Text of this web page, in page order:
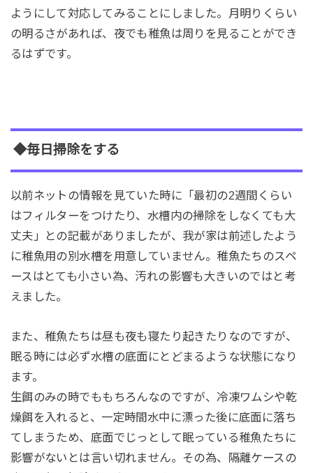
ようにして対応してみることにしました。月明りくらい
の明るさがあれば、夜でも稚魚は周りを見ることができ
るはずです。
◆毎日掃除をする
以前ネットの情報を見ていた時に「最初の2週間くらい
はフィルターをつけたり、水槽内の掃除をしなくても大
丈夫」との記載がありましたが、我が家は前述したよう
に稚魚用の別水槽を用意していません。稚魚たちのスペ
ースはとても小さい為、汚れの影響も大きいのではと考
えました。
また、稚魚たちは昼も夜も寝たり起きたりなのですが、
眠る時には必ず水槽の底面にとどまるような状態になり
ます。
生餌のみの時でももちろんなのですが、冷凍ワムシや乾
燥餌を入れると、一定時間水中に漂った後に底面に落ち
てしまうため、底面でじっとして眠っている稚魚たちに
影響がないとは言い切れません。その為、隔離ケースの